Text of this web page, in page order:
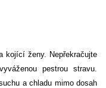
kojící ženy. Nepřekračujte
pestrou stravu.
a chladu mimo dosah